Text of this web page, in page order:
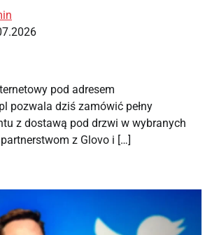
pod adresem
pozwala dziś zamówić pełny
z dostawą pod drzwi w wybranych
z Glovo i […]